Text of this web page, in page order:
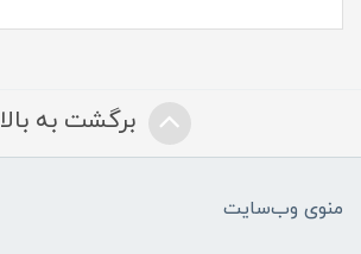
برگشت به بالا
منوی وب‌سایت